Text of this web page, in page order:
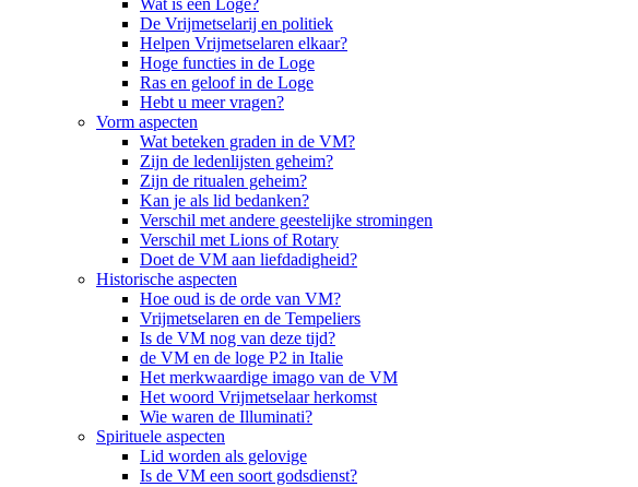
De Vrijmetselarij en politiek
Helpen Vrijmetselaren elkaar?
Hoge functies in de Loge
Ras en geloof in de Loge
Hebt u meer vragen?
Vorm aspecten
Wat beteken graden in de VM?
Zijn de ledenlijsten geheim?
Zijn de ritualen geheim?
Kan je als lid bedanken?
Verschil met andere geestelijke stromingen
Verschil met Lions of Rotary
Doet de VM aan liefdadigheid?
Historische aspecten
Hoe oud is de orde van VM?
Vrijmetselaren en de Tempeliers
Is de VM nog van deze tijd?
de VM en de loge P2 in Italie
Het merkwaardige imago van de VM
Het woord Vrijmetselaar herkomst
Wie waren de Illuminati?
Spirituele aspecten
Lid worden als gelovige
Is de VM een soort godsdienst?